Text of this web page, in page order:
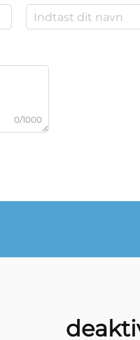
0/1000